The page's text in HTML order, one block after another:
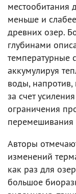
местообитания
меньше и
древних озер.
глубинами
температурные
аккумулируя
воды, напротив,
за счет
ограничения
перемешивания
Авторы
изменений
как раз для
большое